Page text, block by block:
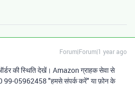
Forum|Forum|1 year ago
की स्थिति देखें। Amazon ग्राहक सेवा से
99-05962458 "हमसे संपर्क करें" या फ़ोन के